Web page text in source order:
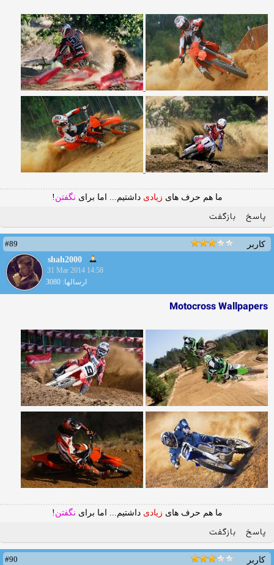
ما هم حرف های زیادی داشتیم... اما برای نگفتن !
پاسخ بازگفت
کاربر
#89
shah2000
31 Mar 2014 14:58
ارسالها: 3080
Motocross Wallpapers
ما هم حرف های زیادی داشتیم... اما برای نگفتن !
پاسخ بازگفت
کاربر
#90